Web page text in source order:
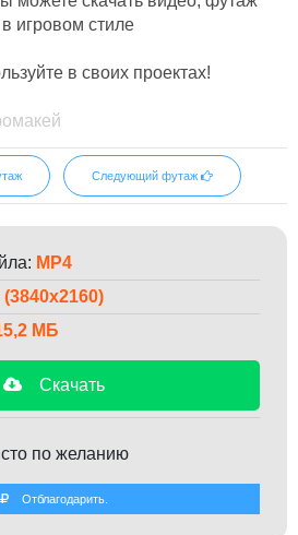
игровом стиле
в своих проектах!
Следующий футаж
MP4
(3840x2160)
МБ
Скачать
по желанию
Отблагодарить.